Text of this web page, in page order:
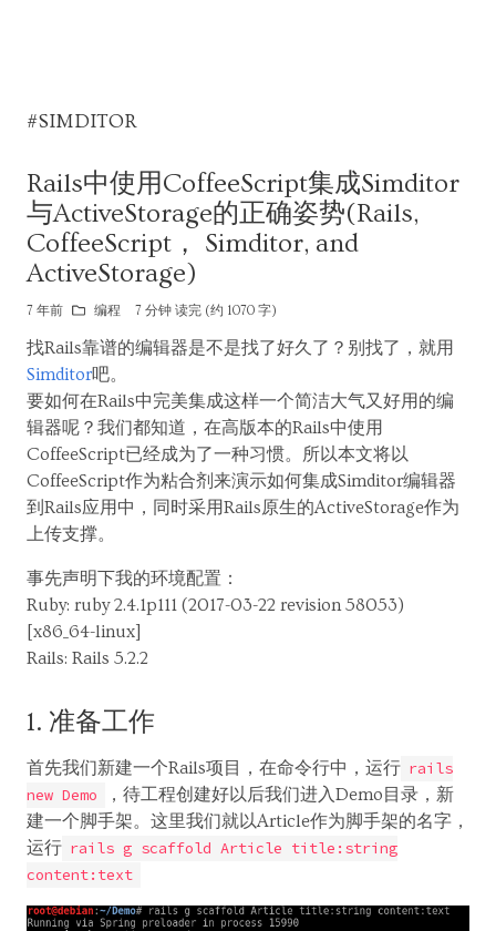
#SIMDITOR
Rails中使用CoffeeScript集成Simditor
与ActiveStorage的正确姿势(Rails,
CoffeeScript， Simditor, and
ActiveStorage)
7 年前 编程 7 分钟 读完 (约 1070 字)
找Rails靠谱的编辑器是不是找了好久了？别找了，就用
Simditor吧。
要如何在Rails中完美集成这样一个简洁大气又好用的编
辑器呢？我们都知道，在高版本的Rails中使用
CoffeeScript已经成为了一种习惯。所以本文将以
CoffeeScript作为粘合剂来演示如何集成Simditor编辑器
到Rails应用中，同时采用Rails原生的ActiveStorage作为
上传支撑。
事先声明下我的环境配置：
Ruby: ruby 2.4.1p111 (2017-03-22 revision 58053)
[x86_64-linux]
Rails: Rails 5.2.2
1. 准备工作
首先我们新建一个Rails项目，在命令行中，运行 rails
new Demo
，待工程创建好以后我们进入Demo目录，新
建一个脚手架。这里我们就以Article作为脚手架的名字，
运行 rails g scaffold Article title:string
content:text